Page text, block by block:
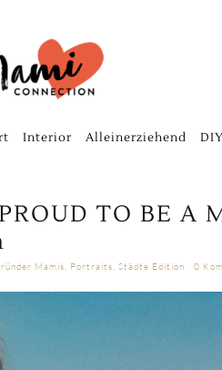
Interior Alleinerziehend DIY
TO BE A
Mamis, Portraits,Städte Edition 0